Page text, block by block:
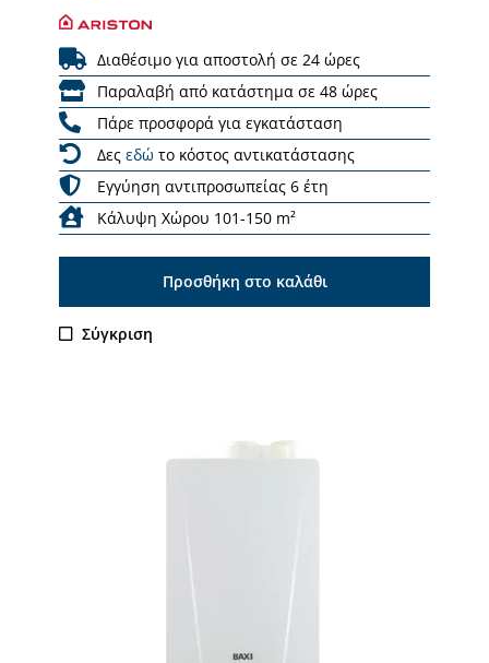
Διαθέσιμο για αποστολή σε 24 ώρες
Παραλαβή από κατάστημα σε 48 ώρες
Πάρε προσφορά για εγκατάσταση
Δες εδώ το κόστος αντικατάστασης
Εγγύηση αντιπροσωπείας 6 έτη
Κάλυψη Χώρου 101-150 m²
Προσθήκη στο καλάθι
Σύγκριση